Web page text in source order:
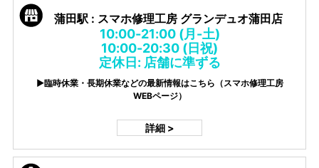
蒲田駅 : スマホ修理工房 グランデュオ蒲田店
10:00-21:00 (月-土)
10:00-20:30 (日祝)
定休日: 店舗に準ずる
▶臨時休業・長期休業などの最新情報はこちら（スマホ修理工房
WEBページ）
詳細 >